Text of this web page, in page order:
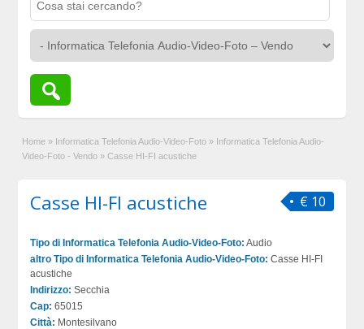
Home » Informatica Telefonia Audio-Video-Foto » Informatica Telefonia Audio-
Video-Foto - Vendo » Casse HI-FI acustiche
€ 10
Casse HI-FI acustiche
Tipo di Informatica Telefonia Audio-Video-Foto: Audio
altro Tipo di Informatica Telefonia Audio-Video-Foto: Casse HI-FI
acustiche
Indirizzo: Secchia
Cap: 65015
Città: Montesilvano